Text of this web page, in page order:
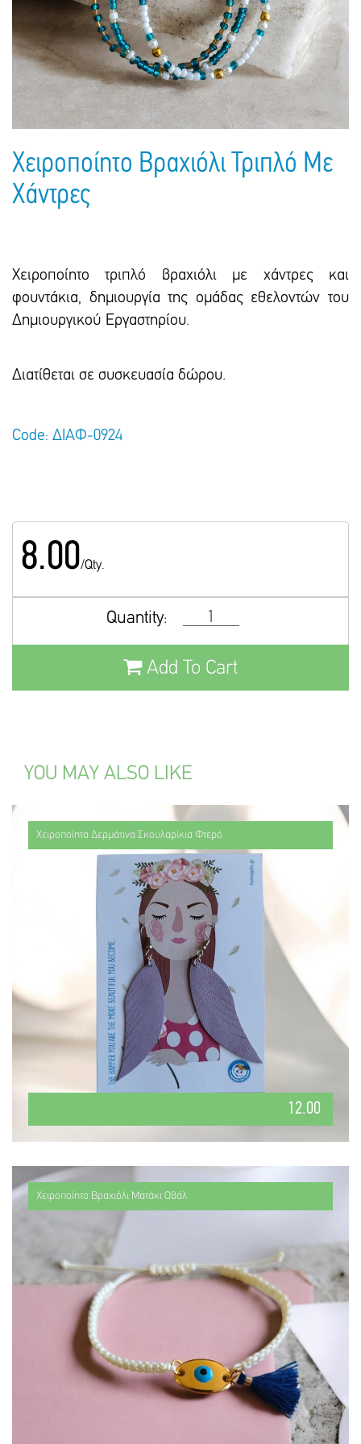
Πακέτα Δώρων
Σακούλες
Τσάντες - Ποδιές - Ομπρέλες
Παιδικό Πάρτι
Παιδικά Είδη
Ημερολόγια - Ατζέντες
Γραφική Ύλη
Είδη Γραφείου
Τετράδια - Φάκελοι
Χειροποίητο Βραχιόλι Τριπλό Με
Χάντρες
Χειροποίητο τριπλό βραχιόλι με χάντρες και
φουντάκια, δημιουργία της ομάδας εθελοντών του
Δημιουργικού Εργαστηρίου.
Διατίθεται σε συσκευασία δώρου.
Code: ΔΙΑΦ-0924
8.00/Qty.
Quantity:
Add To Cart
YOU MAY ALSO LIKE
Χειροποίητα Δερμάτινα Σκουλαρίκια Φτερό
12.00
Χειροποίητο Βραχιόλι Ματάκι Οβάλ